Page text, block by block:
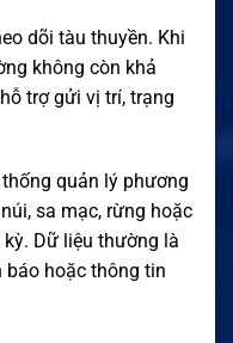
dõi tàu thuyền. Khi
không còn khả
trợ gửi vị trí, trạng
quản lý phương
sa mạc, rừng hoặc
Dữ liệu thường là
báo hoặc thông tin